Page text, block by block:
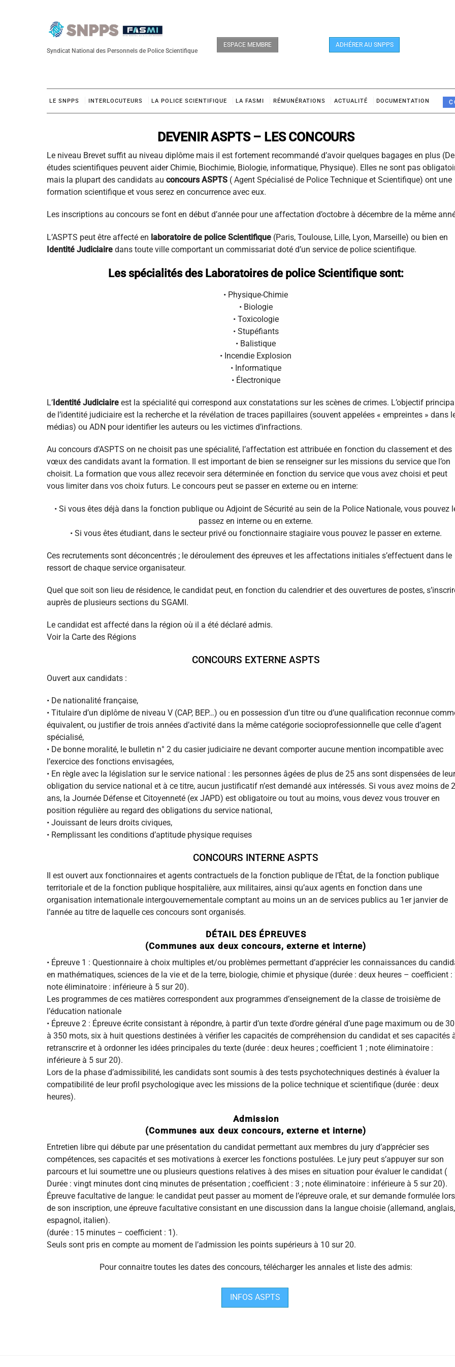
Syndicat National des Personnels de Police Scientifique
LE SNPPS INTERLOCUTEURS LA POLICE SCIENTIFIQUE LA FASMI RÉMUNÉRATIONS ACTUALITÉ DOCUMENTATION
ESPACE MEMBRE ADHÉRER AU SNPPS
DEVENIR ASPTS – LES CONCOURS
Le niveau Brevet suffit au niveau diplôme mais il est fortement recommandé d’avoir quelques bagages en plus
études scientifiques peuvent aider Chimie, Biochimie, Biologie, informatique, Physique). Elles ne sont pas
mais la plupart des candidats au concours ASPTS ( Agent Spécialisé de Police Technique et Scientifique) ont une
formation scientifique et vous serez en concurrence avec eux.
Les inscriptions au concours se font en début d’année pour une affectation d’octobre à décembre de la même
L’ASPTS peut être affecté en laboratoire de police Scientifique (Paris, Toulouse, Lille, Lyon, Marseille) ou bien en
Identité Judiciaire dans toute ville comportant un commissariat doté d’un service de police scientifique.
Les spécialités des Laboratoires de police Scientifique sont:
• Physique-Chimie
• Biologie
• Toxicologie
• Stupéfiants
• Balistique
• Incendie Explosion
• Informatique
• Électronique
L’ Identité Judiciaire est la spécialité qui correspond aux constatations sur les scènes de crimes. L’objectif
de l’identité judiciaire est la recherche et la révélation de traces papillaires (souvent appelées « empreintes » dans
médias) ou ADN pour identifier les auteurs ou les victimes d’infractions.
Au concours d’ASPTS on ne choisit pas une spécialité, l’affectation est attribuée en fonction du classement et des
vœux des candidats avant la formation. Il est important de bien se renseigner sur les missions du service que l’on
choisit. La formation que vous allez recevoir sera déterminée en fonction du service que vous avez choisi et peut
vous limiter dans vos choix futurs. Le concours peut se passer en externe ou en interne:
• Si vous êtes déjà dans la fonction publique ou Adjoint de Sécurité au sein de la Police Nationale, vous pouvez
passez en interne ou en externe.
• Si vous êtes étudiant, dans le secteur privé ou fonctionnaire stagiaire vous pouvez le passer en externe.
Ces recrutements sont déconcentrés ; le déroulement des épreuves et les affectations initiales s’effectuent dans le
ressort de chaque service organisateur.
Quel que soit son lieu de résidence, le candidat peut, en fonction du calendrier et des ouvertures de postes,
auprès de plusieurs sections du SGAMI.
Le candidat est affecté dans la région où il a été déclaré admis.
Voir la Carte des Régions
CONCOURS EXTERNE ASPTS
Ouvert aux candidats :
• De nationalité française,
• Titulaire d’un diplôme de niveau V (CAP, BEP…) ou en possession d’un titre ou d’une qualification reconnue
équivalent, ou justifier de trois années d’activité dans la même catégorie socioprofessionnelle que celle d’agent
spécialisé,
• De bonne moralité, le bulletin n° 2 du casier judiciaire ne devant comporter aucune mention incompatible avec
l’exercice des fonctions envisagées,
• En règle avec la législation sur le service national : les personnes âgées de plus de 25 ans sont dispensées de leur
obligation du service national et à ce titre, aucun justificatif n’est demandé aux intéressés. Si vous avez moins de
ans, la Journée Défense et Citoyenneté (ex JAPD) est obligatoire ou tout au moins, vous devez vous trouver en
position régulière au regard des obligations du service national,
• Jouissant de leurs droits civiques,
• Remplissant les conditions d’aptitude physique requises
CONCOURS INTERNE ASPTS
Il est ouvert aux fonctionnaires et agents contractuels de la fonction publique de l’État, de la fonction publique
territoriale et de la fonction publique hospitalière, aux militaires, ainsi qu’aux agents en fonction dans une
organisation internationale intergouvernementale comptant au moins un an de services publics au 1er janvier de
l’année au titre de laquelle ces concours sont organisés.
DÉTAIL DES ÉPREUVES
(Communes aux deux concours, externe et interne)
• Épreuve 1 : Questionnaire à choix multiples et/ou problèmes permettant d’apprécier les connaissances du
en mathématiques, sciences de la vie et de la terre, biologie, chimie et physique (durée : deux heures – coefficient :
note éliminatoire : inférieure à 5 sur 20).
Les programmes de ces matières correspondent aux programmes d’enseignement de la classe de troisième de
l’éducation nationale
• Épreuve 2 : Épreuve écrite consistant à répondre, à partir d’un texte d’ordre général d’une page maximum ou de
à 350 mots, six à huit questions destinées à vérifier les capacités de compréhension du candidat et ses capacités
retranscrire et à ordonner les idées principales du texte (durée : deux heures ; coefficient 1 ; note éliminatoire :
inférieure à 5 sur 20).
Lors de la phase d’admissibilité, les candidats sont soumis à des tests psychotechniques destinés à évaluer la
compatibilité de leur profil psychologique avec les missions de la police technique et scientifique (durée : deux
heures).
Admission
(Communes aux deux concours, externe et interne)
Entretien libre qui débute par une présentation du candidat permettant aux membres du jury d’apprécier ses
compétences, ses capacités et ses motivations à exercer les fonctions postulées. Le jury peut s’appuyer sur son
parcours et lui soumettre une ou plusieurs questions relatives à des mises en situation pour évaluer le candidat (
Durée : vingt minutes dont cinq minutes de présentation ; coefficient : 3 ; note éliminatoire : inférieure à 5 sur 20).
Épreuve facultative de langue: le candidat peut passer au moment de l’épreuve orale, et sur demande formulée lors
de son inscription, une épreuve facultative consistant en une discussion dans la langue choisie (allemand, anglais,
espagnol, italien).
(durée : 15 minutes – coefficient : 1).
Seuls sont pris en compte au moment de l’admission les points supérieurs à 10 sur 20.
Pour connaitre toutes les dates des concours, télécharger les annales et liste des admis:
INFOS ASPTS